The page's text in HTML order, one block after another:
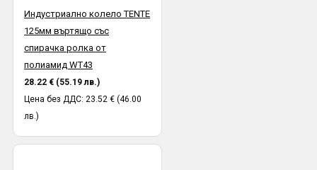
Индустриално колело TENTE
125мм въртящо със
спирачка ролка от
полиамид WT43
28.22 € (55.19 лв.)
Цена без ДДС: 23.52 € (46.00
лв.)